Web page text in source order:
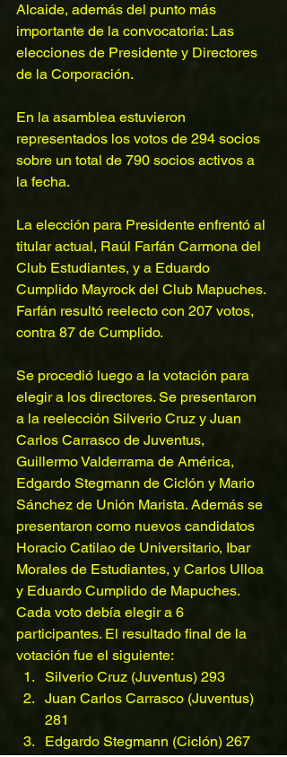
Alcaide, además del punto más
importante de la convocatoria: Las
elecciones de Presidente y Directores
de la Corporación.
En la asamblea estuvieron
representados los votos de 294 socios
sobre un total de 790 socios activos a
la fecha.
La elección para Presidente enfrentó al
titular actual, Raúl Farfán Carmona del
Club Estudiantes, y a Eduardo
Cumplido Mayrock del Club Mapuches.
Farfán resultó reelecto con 207 votos,
contra 87 de Cumplido.
Se procedió luego a la votación para
elegir a los directores. Se presentaron
a la reelección Silverio Cruz y Juan
Carlos Carrasco de Juventus,
Guillermo Valderrama de América,
Edgardo Stegmann de Ciclón y Mario
Sánchez de Unión Marista. Además se
presentaron como nuevos candidatos
Horacio Catilao de Universitario, Ibar
Morales de Estudiantes, y Carlos Ulloa
y Eduardo Cumplido de Mapuches.
Cada voto debía elegir a 6
participantes. El resultado final de la
votación fue el siguiente:
Silverio Cruz (Juventus) 293
Juan Carlos Carrasco (Juventus)
281
Edgardo Stegmann (Ciclón) 267